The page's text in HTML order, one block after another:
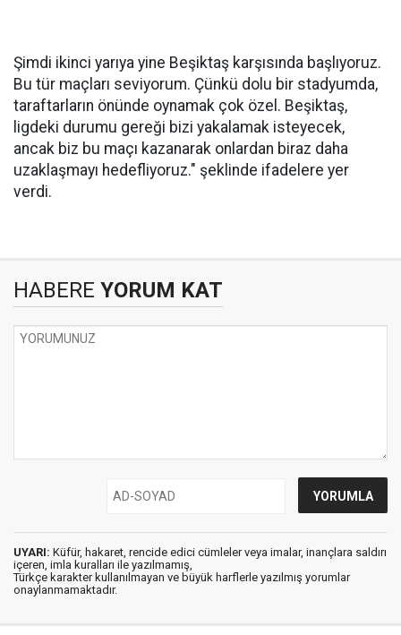
Şimdi ikinci yarıya yine Beşiktaş karşısında başlıyoruz.
Bu tür maçları seviyorum. Çünkü dolu bir stadyumda,
taraftarların önünde oynamak çok özel. Beşiktaş,
ligdeki durumu gereği bizi yakalamak isteyecek,
ancak biz bu maçı kazanarak onlardan biraz daha
uzaklaşmayı hedefliyoruz." şeklinde ifadelere yer
verdi.
HABERE YORUM KAT
UYARI: Küfür, hakaret, rencide edici cümleler veya imalar, inançlara saldırı
içeren, imla kuralları ile yazılmamış,
Türkçe karakter kullanılmayan ve büyük harflerle yazılmış yorumlar
onaylanmamaktadır.